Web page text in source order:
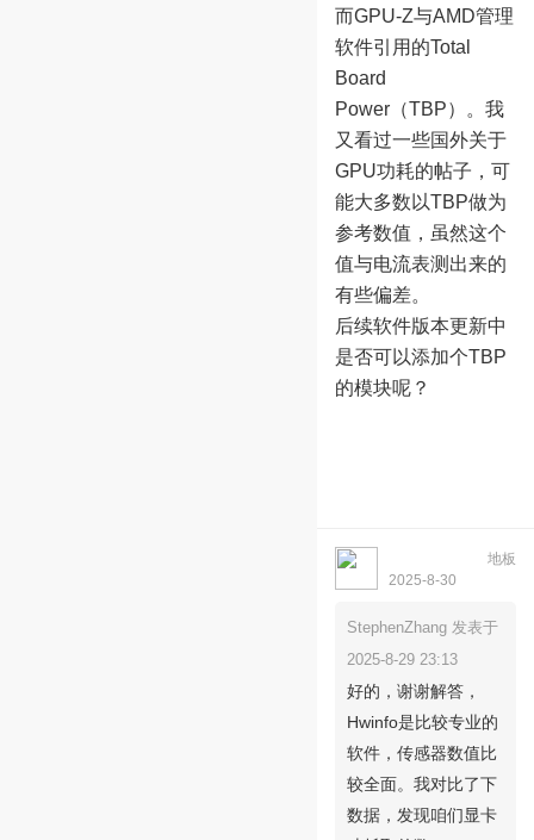
而GPU-Z与AMD管理
软件引用的Total
Board
Power（TBP）。我
又看过一些国外关于
GPU功耗的帖子，可
能大多数以TBP做为
参考数值，虽然这个
值与电流表测出来的
有些偏差。
后续软件版本更新中
是否可以添加个TBP
的模块呢？
地板
dockkey2023
2025-8-30
StephenZhang 发表于
2025-8-29 23:13
好的，谢谢解答，
Hwinfo是比较专业的
软件，传感器数值比
较全面。我对比了下
数据，发现咱们显卡